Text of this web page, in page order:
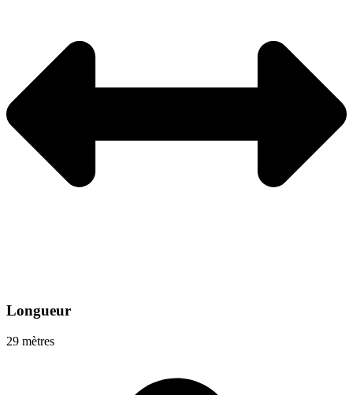
Longueur
29 mètres